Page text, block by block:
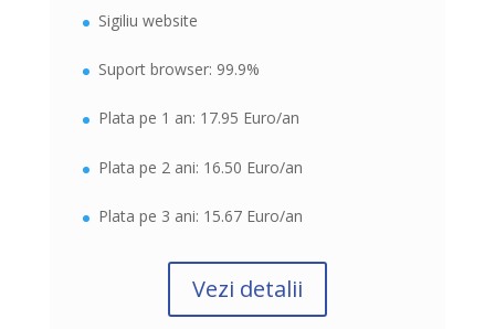
Sigiliu website
Suport browser: 99.9%
Plata pe 1 an: 17.95 Euro/an
Plata pe 2 ani: 16.50 Euro/an
Plata pe 3 ani: 15.67 Euro/an
Vezi detalii